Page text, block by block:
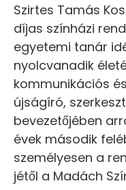
Szirtes Tamás
díjas színházi
egyetemi tanár
nyolcvanadik
kommunikációs
újságíró,
bevezetőjében
évek második
személyesen a
jétől a Madách